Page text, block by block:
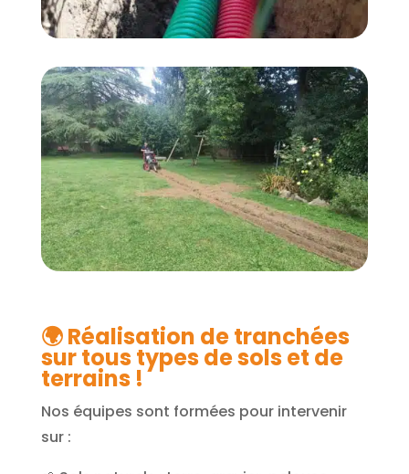
🌍 Réalisation de tranchées
sur tous types de sols et de
terrains !
Nos équipes sont formées pour intervenir
sur :